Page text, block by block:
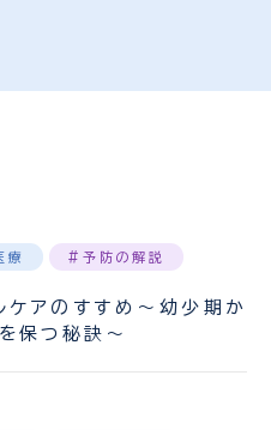
療 #予防の解説
ケアのすすめ～幼少期か
保つ秘訣～